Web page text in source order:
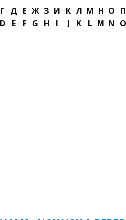
Г Д Е Ж З И К Л М Н О П
D E F G H I J K L M N O